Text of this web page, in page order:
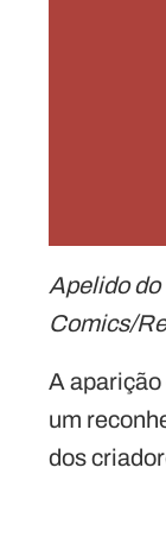
Apelido do
Comics/
A aparição
um
dos